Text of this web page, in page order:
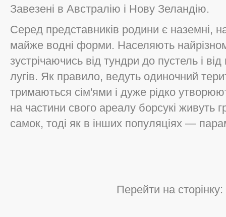
Завезені в Австралію і Нову Зеландію.
Серед представників родини є наземні,
майже водні форми. Населяють
зустрічаючись від тундри до пустель і від
лугів. Як правило, ведуть одиночний
тримаються сім'ями і дуже рідко
на частини свого ареалу борсукі живуть
самок, тоді як в інших популяціях —
Перейти на сторінку: